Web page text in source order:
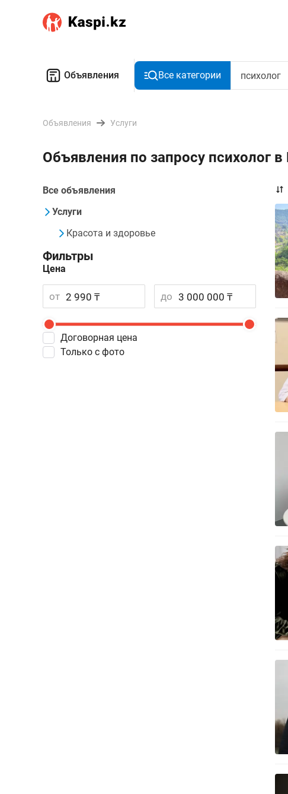
Объявления Все категории
Объявления Услуги
Объявления по запросу психолог в
Все объявления
Услуги
Красота и здоровье
Фильтры
Цена
от до
Договорная цена
Только с фото